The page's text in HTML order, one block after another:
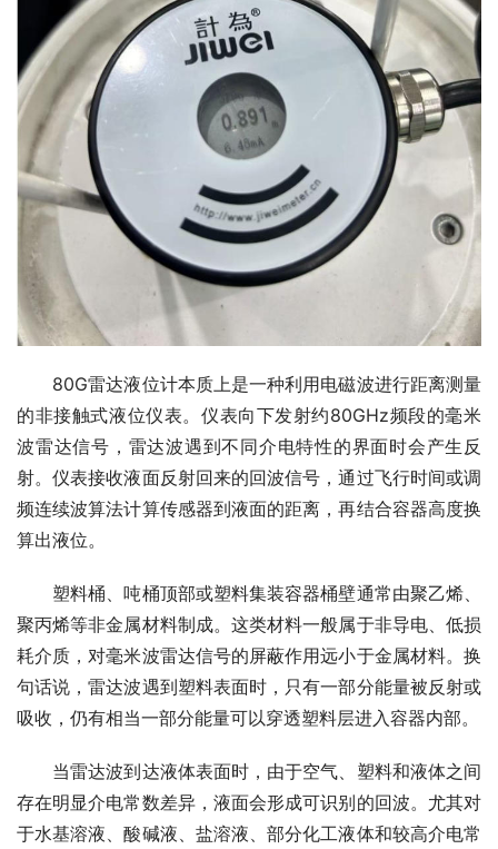
80G雷达液位计本质上是一种利用电磁波进行距离测量
的非接触式液位仪表。仪表向下发射约80GHz频段的毫米
波雷达信号，雷达波遇到不同介电特性的界面时会产生反
射。仪表接收液面反射回来的回波信号，通过飞行时间或调
频连续波算法计算传感器到液面的距离，再结合容器高度换
算出液位。
塑料桶、吨桶顶部或塑料集装容器桶壁通常由聚乙烯、
聚丙烯等非金属材料制成。这类材料一般属于非导电、低损
耗介质，对毫米波雷达信号的屏蔽作用远小于金属材料。换
句话说，雷达波遇到塑料表面时，只有一部分能量被反射或
吸收，仍有相当一部分能量可以穿透塑料层进入容器内部。
当雷达波到达液体表面时，由于空气、塑料和液体之间
存在明显介电常数差异，液面会形成可识别的回波。尤其对
于水基溶液、酸碱液、盐溶液、部分化工液体和较高介电常